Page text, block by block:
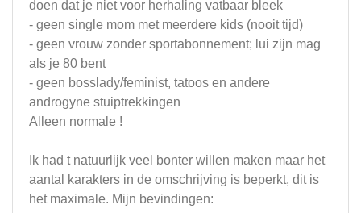
doen dat je niet voor herhaling vatbaar bleek
- geen single mom met meerdere kids (nooit tijd)
- geen vrouw zonder sportabonnement; lui zijn mag
als je 80 bent
- geen bosslady/feminist, tatoos en andere
androgyne stuiptrekkingen
Alleen normale !
Ik had t natuurlijk veel bonter willen maken maar het
aantal karakters in de omschrijving is beperkt, dit is
het maximale. Mijn bevindingen: